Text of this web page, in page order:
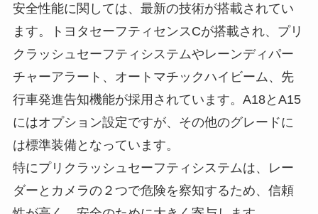
安全性能に関しては、最新の技術が搭載されてい
ます。トヨタセーフティセンスCが搭載され、プリ
クラッシュセーフティシステムやレーンディパー
チャーアラート、オートマチックハイビーム、先
行車発進告知機能が採用されています。A18とA15
にはオプション設定ですが、その他のグレードに
は標準装備となっています。
特にプリクラッシュセーフティシステムは、レー
ダーとカメラの２つで危険を察知するため、信頼